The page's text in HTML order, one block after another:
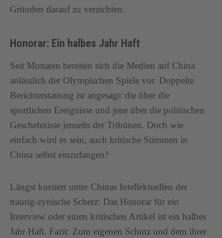
Gründen darauf zu verzichten.
Honorar: Ein halbes Jahr Haft
Seit Monaten bereiten sich die Medien auf China
anlässlich der Olympischen Spiele vor. Doppelte
Berichterstattung ist angesagt: die über die
sportlichen Ereignisse und jene über die politischen
Geschehnisse jenseits der Tribünen. Doch wie
einfach wird es sein, auch kritische Stimmen in
China selbst einzufangen?
Längst kursiert unter Chinas Intellektuellen der
traurig-zynische Scherz: Das Honorar für ein
Interview oder einen kritischen Artikel ist ein halbes
Jahr Haft. Fazit: Zum eigenen Schutz und dem ihrer